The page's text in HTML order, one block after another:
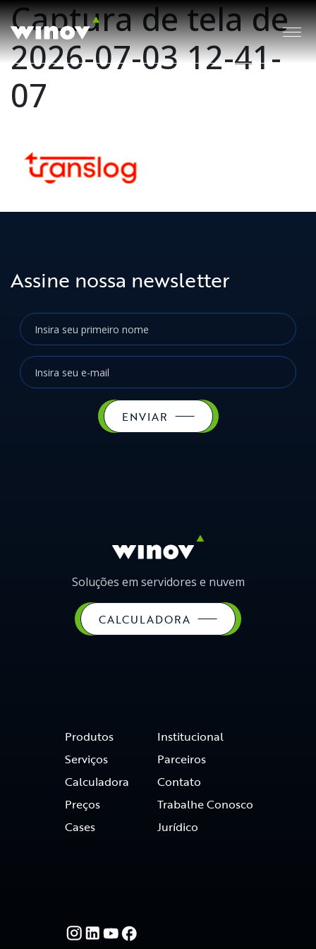
Captura de tela de
2026-07-03 12-41-
07
Assine nossa newsletter
ENVIAR
Soluções em servidores e nuvem
CALCULADORA
Produtos
Serviços
Calculadora
Preços
Cases
Institucional
Parceiros
Contato
Trabalhe Conosco
Jurídico